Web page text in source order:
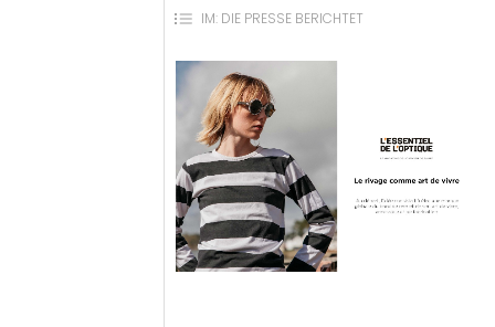
IM: DIE PRESSE BERICHTET